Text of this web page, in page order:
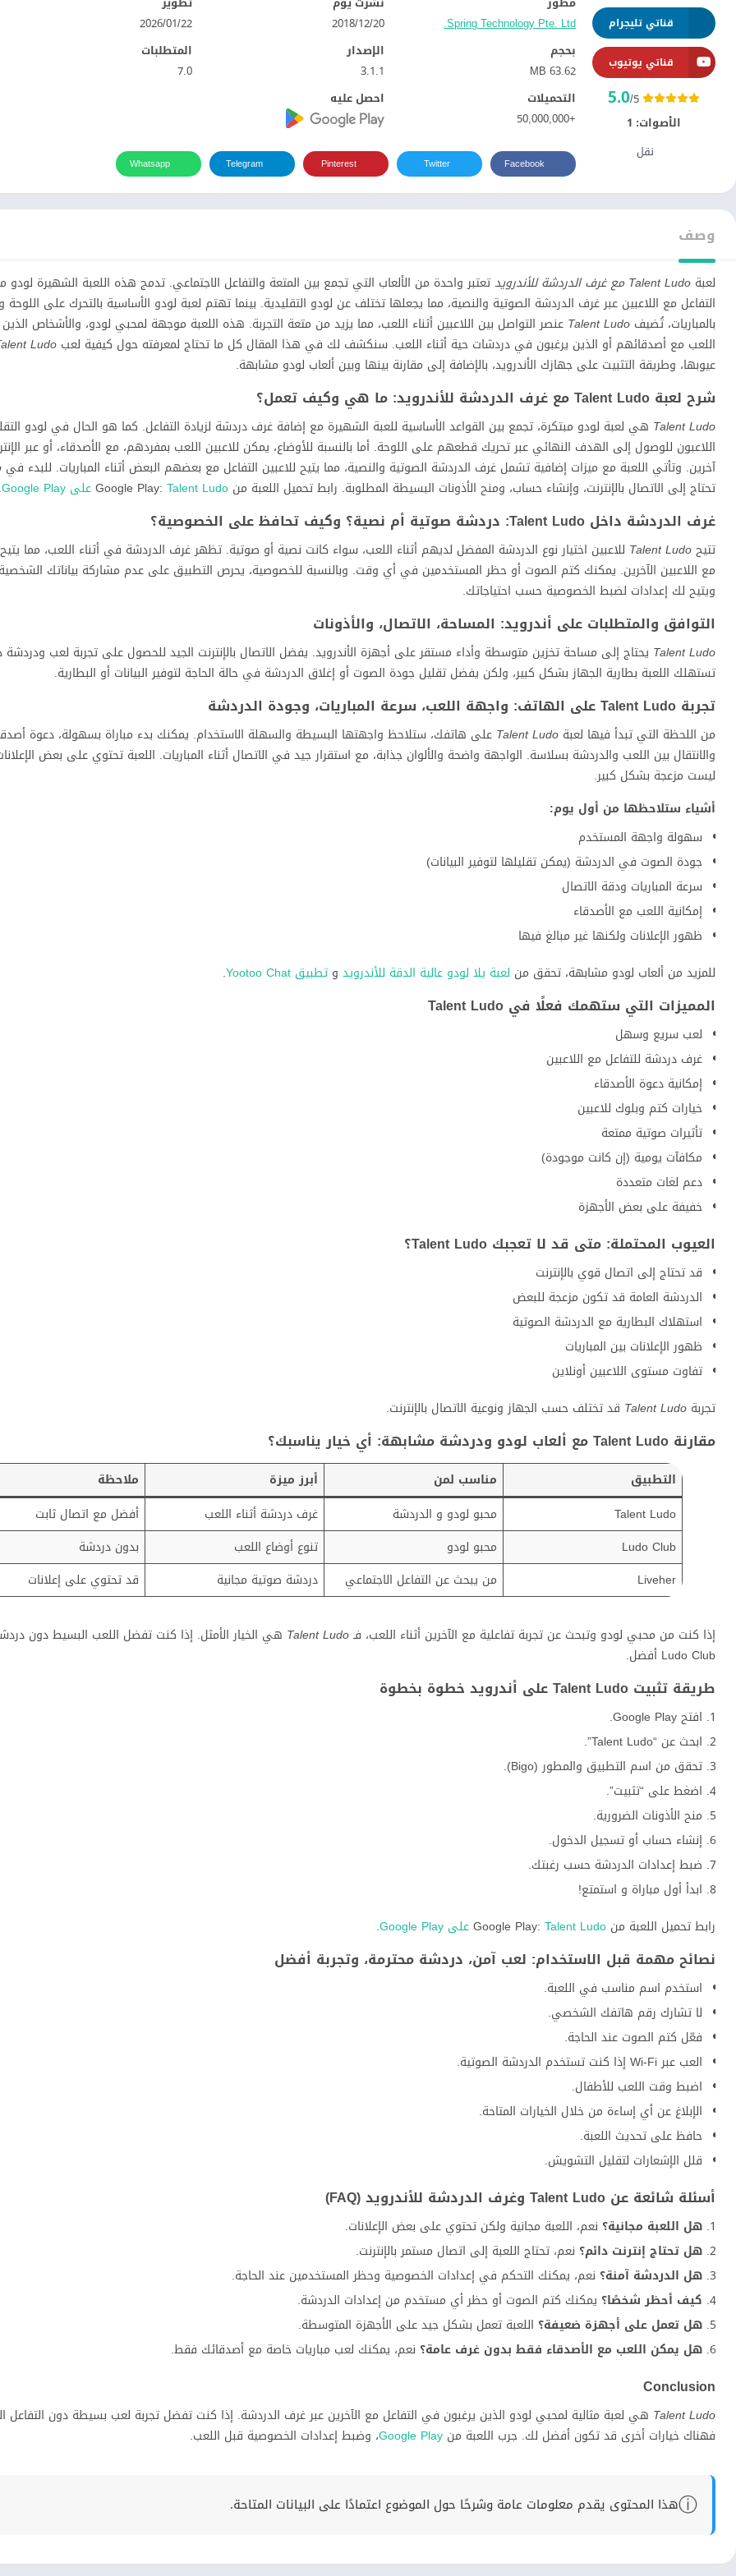
قناتي تليجرام
قناتي يوتيوب
5.0/5
الأصوات: 1
نقل
Spring Technology Pte. Ltd.
20‏/12‏/2018
22‏/01‏/2026
بحجم
63.62 MB
الإصدار
3.1.1
المتطلبات
7.0
التحميلات
+50,000,000
احصل عليه
Facebook
Twitter
Pinterest
Telegram
Whatsapp
وصف
لعبة Talent Ludo مع غرف الدردشة للأندرويد
تعتبر واحدة من الألعاب التي تجمع بين المتعة والتفاعل الاجتماعي. تدمج هذه اللعبة الشهيرة لودو
التفاعل مع اللاعبين عبر غرف الدردشة الصوتية والنصية، مما يجعلها تختلف عن لودو التقليدية. بينما تهتم لعبة لودو الأساسية بالتحرك على اللوحة
بالمباريات، تُضيف Talent Ludo عنصر التواصل بين اللاعبين أثناء اللعب، مما يزيد من متعة التجربة. هذه اللعبة موجهة لمحبي لودو، والأشخاص
اللعب مع أصدقائهم أو الذين يرغبون في دردشات حية أثناء اللعب. سنكشف لك في هذا المقال كل ما تحتاج لمعرفته حول كيفية لعب Ludo
عيوبها، وطريقة التثبيت على جهازك الأندرويد، بالإضافة إلى مقارنة بينها وبين ألعاب لودو مشابهة.
شرح لعبة Talent Ludo مع غرف الدردشة للأندرويد: ما هي وكيف تعمل؟
Talent Ludo هي لعبة لودو مبتكرة، تجمع بين القواعد الأساسية للعبة الشهيرة مع إضافة غرف دردشة لزيادة التفاعل. كما هو الحال في لودو
اللاعبون للوصول إلى الهدف النهائي عبر تحريك قطعهم على اللوحة. أما بالنسبة للأوضاع، يمكن للاعبين اللعب بمفردهم، مع الأصدقاء، أو عبر
آخرين. وتأتي اللعبة مع ميزات إضافية تشمل غرف الدردشة الصوتية والنصية، مما يتيح للاعبين التفاعل مع بعضهم البعض أثناء المباريات. للبدء في
تحتاج إلى الاتصال بالإنترنت، وإنشاء حساب، ومنح الأذونات البسيطة المطلوبة. رابط تحميل اللعبة من Google Play: Talent Ludo على Google Play .
غرف الدردشة داخل Talent Ludo: دردشة صوتية أم نصية؟ وكيف تحافظ على الخصوصية؟
تتيحTalent Ludo للاعبين اختيار نوع الدردشة المفضل لديهم أثناء اللعب، سواء كانت نصية أو صوتية. تظهر غرف الدردشة في أثناء اللعب، مما
مع اللاعبين الآخرين. يمكنك كتم الصوت أو حظر المستخدمين في أي وقت. وبالنسبة للخصوصية، يحرص التطبيق على عدم مشاركة بياناتك الشخصية
ويتيح لك إعدادات لضبط الخصوصية حسب احتياجاتك.
التوافق والمتطلبات على أندرويد: المساحة، الاتصال، والأذونات
Talent Ludo يحتاج إلى مساحة تخزين متوسطة وأداء مستقر على أجهزة الأندرويد. يفضل الاتصال بالإنترنت الجيد للحصول على تجربة لعب ودردشة
تستهلك اللعبة بطارية الجهاز بشكل كبير، ولكن يفضل تقليل جودة الصوت أو إغلاق الدردشة في حالة الحاجة لتوفير البيانات أو البطارية.
تجربة Talent Ludo على الهاتف: واجهة اللعب، سرعة المباريات، وجودة الدردشة
من اللحظة التي تبدأ فيها لعبة Talent Ludo على هاتفك، ستلاحظ واجهتها البسيطة والسهلة الاستخدام. يمكنك بدء مباراة بسهولة، دعوة
والانتقال بين اللعب والدردشة بسلاسة. الواجهة واضحة والألوان جذابة، مع استقرار جيد في الاتصال أثناء المباريات. اللعبة تحتوي على بعض
ليست مزعجة بشكل كبير.
أشياء ستلاحظها من أول يوم:
سهولة واجهة المستخدم
جودة الصوت في الدردشة (يمكن تقليلها لتوفير البيانات)
سرعة المباريات ودقة الاتصال
إمكانية اللعب مع الأصدقاء
ظهور الإعلانات ولكنها غير مبالغ فيها
للمزيد من ألعاب لودو مشابهة، تحقق من لعبة يلا لودو عالية الدقة للأندرويد و تطبيق Yootoo Chat .
المميزات التي ستهمك فعلًا في Talent Ludo
لعب سريع وسهل
غرف دردشة للتفاعل مع اللاعبين
إمكانية دعوة الأصدقاء
خيارات كتم وبلوك للاعبين
تأثيرات صوتية ممتعة
مكافآت يومية (إن كانت موجودة)
دعم لغات متعددة
خفيفة على بعض الأجهزة
العيوب المحتملة: متى قد لا تعجبك Talent Ludo؟
قد تحتاج إلى اتصال قوي بالإنترنت
الدردشة العامة قد تكون مزعجة للبعض
استهلاك البطارية مع الدردشة الصوتية
ظهور الإعلانات بين المباريات
تفاوت مستوى اللاعبين أونلاين
تجربة Talent Ludo قد تختلف حسب الجهاز ونوعية الاتصال بالإنترنت.
مقارنة Talent Ludo مع ألعاب لودو ودردشة مشابهة: أي خيار يناسبك؟
التطبيق مناسب لمن أبرز ميزة
ملاحظة
Talent Ludo
محبو لودو و الدردشة غرف دردشة أثناء اللعب
أفضل مع اتصال ثابت
Ludo Club
محبو لودو تنوع أوضاع اللعب
بدون دردشة
Liveher
من يبحث عن التفاعل الاجتماعي دردشة صوتية مجانية قد تحتوي على إعلانات
إذا كنت من محبي لودو وتبحث عن تجربة تفاعلية مع الآخرين أثناء اللعب، فـTalent Ludo هي الخيار الأمثل. إذا كنت تفضل اللعب البسيط دون
Ludo Club أفضل.
طريقة تثبيت Talent Ludo على أندرويد خطوة بخطوة
افتح Google Play.
ابحث عن “Talent Ludo”.
تحقق من اسم التطبيق والمطور (Bigo).
اضغط على “تثبيت”.
منح الأذونات الضرورية.
إنشاء حساب أو تسجيل الدخول.
ضبط إعدادات الدردشة حسب رغبتك.
ابدأ أول مباراة و استمتع!
رابط تحميل اللعبة من Google Play: Talent Ludo على Google Play .
نصائح مهمة قبل الاستخدام: لعب آمن، دردشة محترمة، وتجربة أفضل
استخدم اسم مناسب في اللعبة.
لا تشارك رقم هاتفك الشخصي.
فعّل كتم الصوت عند الحاجة.
العب عبر Wi-Fi إذا كنت تستخدم الدردشة الصوتية.
اضبط وقت اللعب للأطفال.
الإبلاغ عن أي إساءة من خلال الخيارات المتاحة.
حافظ على تحديث اللعبة.
قلل الإشعارات لتقليل التشويش.
أسئلة شائعة عن Talent Ludo وغرف الدردشة للأندرويد (FAQ)
هل اللعبة مجانية؟ نعم، اللعبة مجانية ولكن تحتوي على بعض الإعلانات.
هل تحتاج إنترنت دائم؟ نعم، تحتاج اللعبة إلى اتصال مستمر بالإنترنت.
هل الدردشة آمنة؟ نعم، يمكنك التحكم في إعدادات الخصوصية وحظر المستخدمين عند الحاجة.
كيف أحظر شخصًا؟ يمكنك كتم الصوت أو حظر أي مستخدم من إعدادات الدردشة.
هل تعمل على أجهزة ضعيفة؟ اللعبة تعمل بشكل جيد على الأجهزة المتوسطة.
هل يمكن اللعب مع الأصدقاء فقط بدون غرف عامة؟ نعم، يمكنك لعب مباريات خاصة مع أصدقائك فقط.
Conclusion
Talent Ludo هي لعبة مثالية لمحبي لودو الذين يرغبون في التفاعل مع الآخرين عبر غرف الدردشة. إذا كنت تفضل تجربة لعب بسيطة دون التفاعل
فهناك خيارات أخرى قد تكون أفضل لك. جرب اللعبة من Google Play، وضبط إعدادات الخصوصية قبل اللعب.
ⓘهذا المحتوى يقدم معلومات عامة وشرحًا حول الموضوع اعتمادًا على البيانات المتاحة.